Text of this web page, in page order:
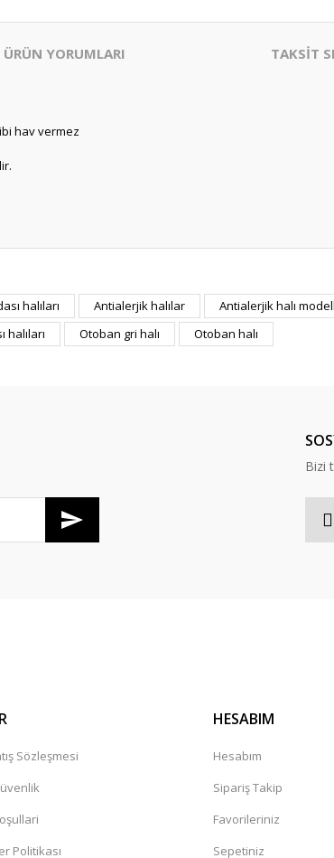
ÜRÜN YORUMLARI TAKSİT
hav vermez
Bu ürüne ilk yorumu siz yapın!
halıları Antialerjik halılar Antialerjik halı
Otoban gri halı Otoban halı
Bizi
Sözleşmesi
Politikası
HESABIM
Hesabım
Sipariş Takip
Favorileriniz
Sepetiniz